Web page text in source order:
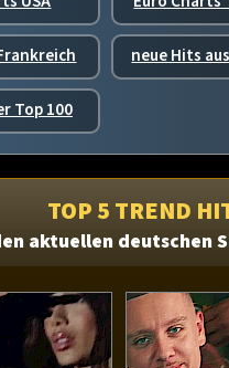
neue Hits
Top 100
TOP 5 TREND
aktuellen deutschen